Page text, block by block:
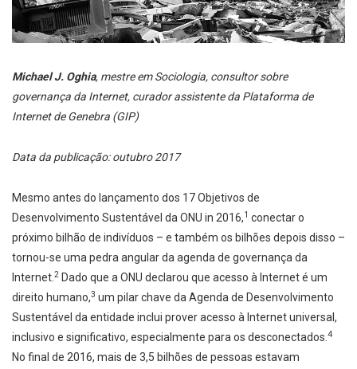
Michael J. Oghia, mestre em Sociologia, consultor sobre
governança da Internet, curador assistente da Plataforma de
Internet de Genebra (GIP)
Data da publicação: outubro 2017
Mesmo antes do lançamento dos 17 Objetivos de
Desenvolvimento Sustentável da ONU in 2016,1 conectar o
próximo bilhão de indivíduos – e também os bilhões depois disso –
tornou-se uma pedra angular da agenda de governança da
Internet. 2 Dado que a ONU declarou que acesso à Internet é um
direito humano,3 um pilar chave da Agenda de Desenvolvimento
Sustentável da entidade inclui prover acesso à Internet universal,
inclusivo e significativo, especialmente para os desconectados. 4
No final de 2016, mais de 3,5 bilhões de pessoas estavam